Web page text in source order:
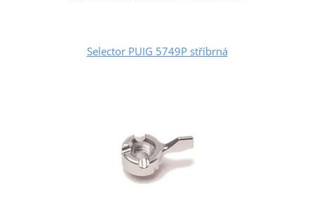
Selector PUIG 5749P stříbrná